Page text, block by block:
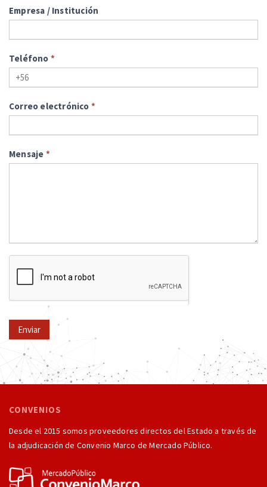
Empresa / Institución
Teléfono *
Correo electrónico *
Mensaje *
Enviar
CONVENIOS
Desde el 2015 somos proveedores directos del Estado a través de
la adjudicación de Convenio Marco de Mercado Público.